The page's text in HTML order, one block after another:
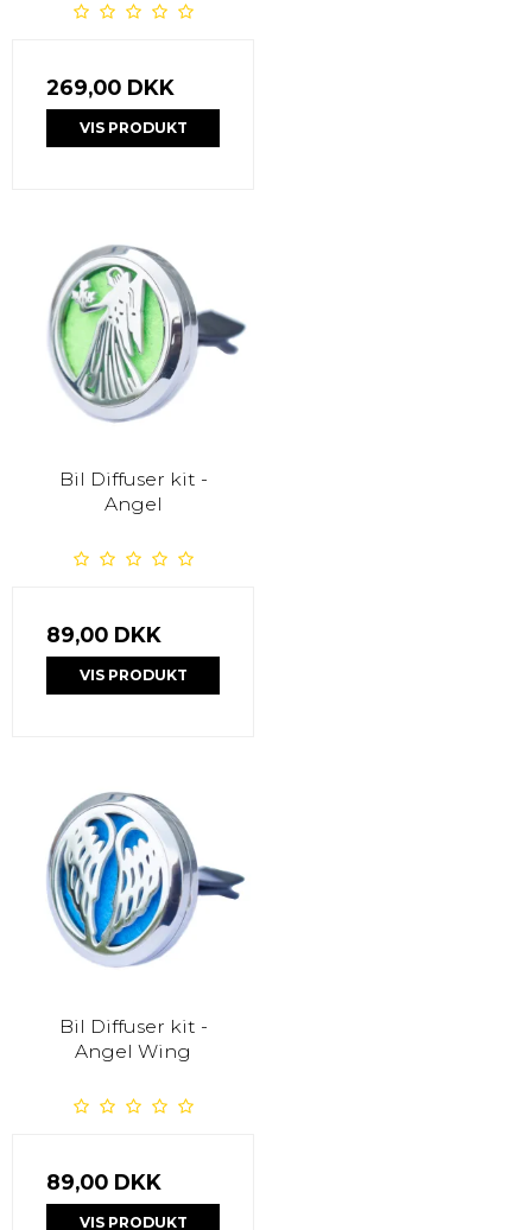
269,00 DKK
VIS PRODUKT
Bil Diffuser kit -
Angel
89,00 DKK
VIS PRODUKT
Bil Diffuser kit -
Angel Wing
89,00 DKK
VIS PRODUKT